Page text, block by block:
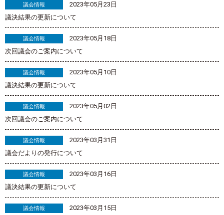
議会情報
2023年05月23日
議決結果の更新について
議会情報
2023年05月18日
次回議会のご案内について
議会情報
2023年05月10日
議決結果の更新について
議会情報
2023年05月02日
次回議会のご案内について
議会情報
2023年03月31日
議会だよりの発行について
議会情報
2023年03月16日
議決結果の更新について
議会情報
2023年03月15日